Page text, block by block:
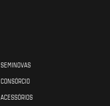
SEMINOVAS
CONSÓRCIO
ACESSÓRIOS